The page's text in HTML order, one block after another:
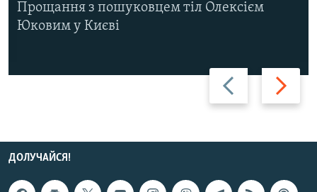
Назад Вперед
Прощання з пошуковцем тіл Олексієм
Юковим у Києві
ДОЛУЧАЙСЯ!